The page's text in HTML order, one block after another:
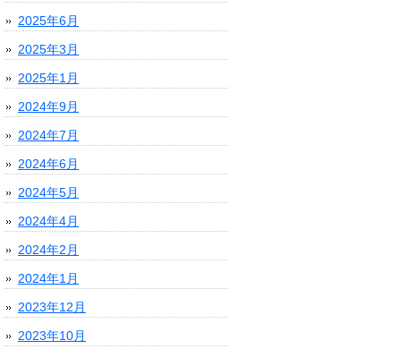
2025年6月
2025年3月
2025年1月
2024年9月
2024年7月
2024年6月
2024年5月
2024年4月
2024年2月
2024年1月
2023年12月
2023年10月